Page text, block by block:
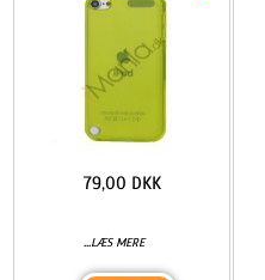
...LÆS MERE
79,00 DKK